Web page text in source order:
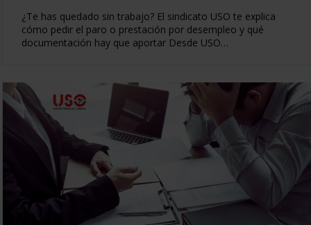
¿Te has quedado sin trabajo? El sindicato USO te explica
cómo pedir el paro o prestación por desempleo y qué
documentación hay que aportar Desde USO…